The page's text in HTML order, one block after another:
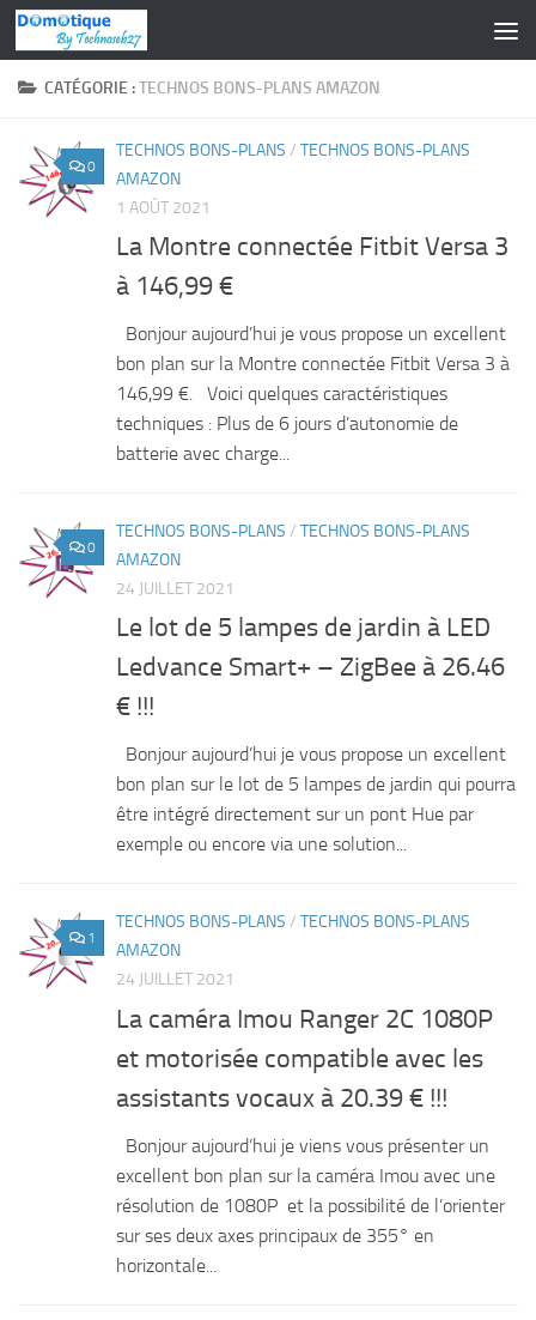
Skip to content
CATÉGORIE :TECHNOS BONS-PLANS AMAZON
0
TECHNOS BONS-PLANS / TECHNOS BONS-PLANS
AMAZON
1 AOÛT 2021
La Montre connectée Fitbit Versa 3
à 146,99 €
Bonjour aujourd’hui je vous propose un excellent
bon plan sur la Montre connectée Fitbit Versa 3 à
146,99 €. Voici quelques caractéristiques
techniques : Plus de 6 jours d’autonomie de
batterie avec charge...
0
TECHNOS BONS-PLANS / TECHNOS BONS-PLANS
AMAZON
24 JUILLET 2021
Le lot de 5 lampes de jardin à LED
Ledvance Smart+ – ZigBee à 26.46
€ !!!
Bonjour aujourd’hui je vous propose un excellent
bon plan sur le lot de 5 lampes de jardin qui pourra
être intégré directement sur un pont Hue par
exemple ou encore via une solution...
1
TECHNOS BONS-PLANS / TECHNOS BONS-PLANS
AMAZON
24 JUILLET 2021
La caméra Imou Ranger 2C 1080P
et motorisée compatible avec les
assistants vocaux à 20.39 € !!!
Bonjour aujourd’hui je viens vous présenter un
excellent bon plan sur la caméra Imou avec une
résolution de 1080P et la possibilité de l’orienter
sur ses deux axes principaux de 355° en
horizontale...